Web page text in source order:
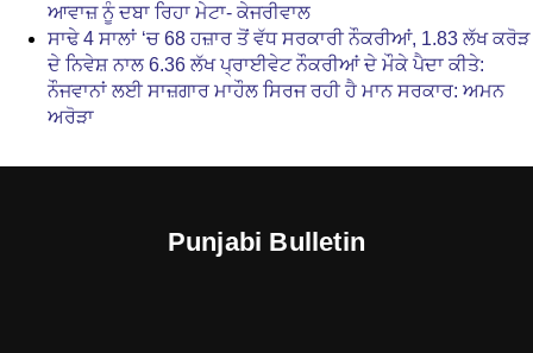
ਆਵਾਜ਼ ਨੂੰ ਦਬਾ ਰਿਹਾ ਮੇਟਾ- ਕੇਜਰੀਵਾਲ
ਸਾਢੇ 4 ਸਾਲਾਂ ‘ਚ 68 ਹਜ਼ਾਰ ਤੋਂ ਵੱਧ ਸਰਕਾਰੀ ਨੌਕਰੀਆਂ, 1.83 ਲੱਖ ਕਰੋੜ
ਦੇ ਨਿਵੇਸ਼ ਨਾਲ 6.36 ਲੱਖ ਪ੍ਰਾਈਵੇਟ ਨੌਕਰੀਆਂ ਦੇ ਮੌਕੇ ਪੈਦਾ ਕੀਤੇ:
ਨੌਜਵਾਨਾਂ ਲਈ ਸਾਜ਼ਗਾਰ ਮਾਹੌਲ ਸਿਰਜ ਰਹੀ ਹੈ ਮਾਨ ਸਰਕਾਰ: ਅਮਨ
ਅਰੋੜਾ
Punjabi Bulletin